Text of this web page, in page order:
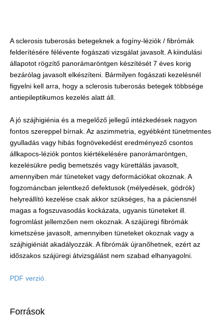
A sclerosis tuberosás betegeknek a fogíny-léziók / fibrómák
felderítésére félévente fogászati vizsgálat javasolt. A kiindulási
állapotot rögzítő panorámaröntgen készítését 7 éves korig
bezárólag javasolt elkészíteni. Bármilyen fogászati kezelésnél
figyelni kell arra, hogy a sclerosis tuberosás betegek többsége
antiepileptikumos kezelés alatt áll.
A jó szájhigiénia és a megelőző jellegű intézkedések nagyon
fontos szereppel bírnak. Az aszimmetria, egyébként tünetmentes
gyulladás vagy hibás fognövekedést eredményező csontos
állkapocs-léziók pontos kiértékelésére panorámaröntgen,
kezelésükre pedig bemetszés vagy kürettálás javasolt,
amennyiben már tüneteket vagy deformációkat okoznak. A
fogzománcban jelentkező defektusok (mélyedések, gödrök)
helyreállító kezelése csak akkor szükséges, ha a páciensnél
magas a fogszuvasodás kockázata, ugyanis tüneteket ill.
fogromlást jellemzően nem okoznak. A szájüregi fibrómák
kimetszése javasolt, amennyiben tüneteket okoznak vagy a
szájhigiéniát akadályozzák. A fibrómák újranőhetnek, ezért az
időszakos szájüregi átvizsgálást nem szabad elhanyagolni.
PDF verzió.
Források